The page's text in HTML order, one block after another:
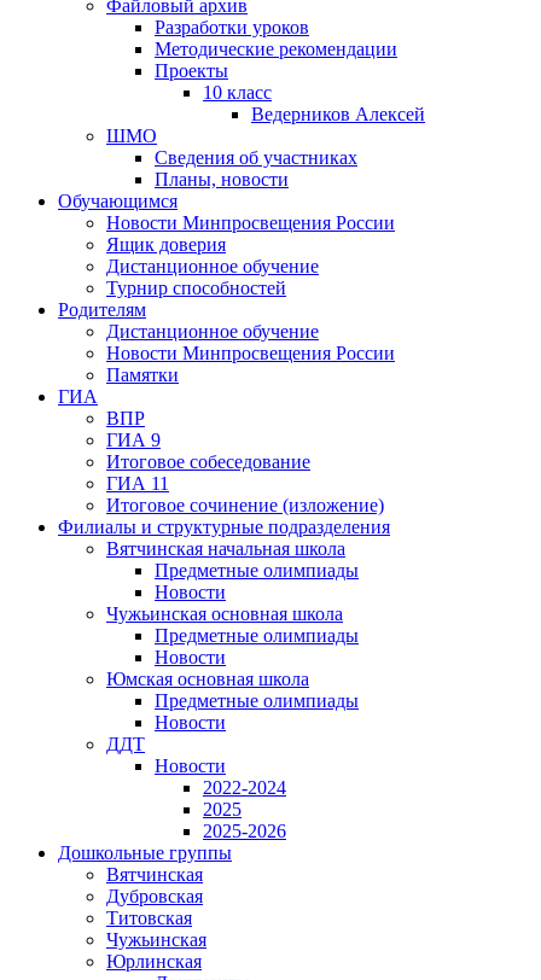
Файловый архив
Разработки уроков
Методические рекомендации
Проекты
10 класс
Ведерников Алексей
ШМО
Сведения об участниках
Планы, новости
Обучающимся
Новости Минпросвещения России
Ящик доверия
Дистанционное обучение
Турнир способностей
Родителям
Дистанционное обучение
Новости Минпросвещения России
Памятки
ГИА
ВПР
ГИА 9
Итоговое собеседование
ГИА 11
Итоговое сочинение (изложение)
Филиалы и структурные подразделения
Вятчинская начальная школа
Предметные олимпиады
Новости
Чужьинская основная школа
Предметные олимпиады
Новости
Юмская основная школа
Предметные олимпиады
Новости
ДДТ
Новости
2022-2024
2025
2025-2026
Дошкольные группы
Вятчинская
Дубровская
Титовская
Чужьинская
Юрлинская